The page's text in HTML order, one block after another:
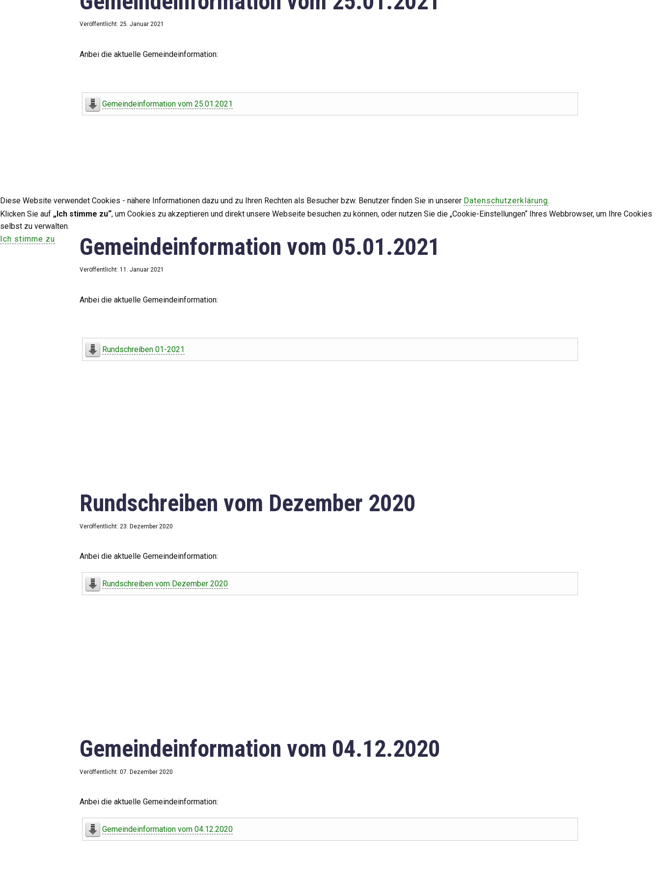
Veröffentlicht: 25. Januar 2021
Anbei die aktuelle Gemeindeinformation:
Gemeindeinformation vom 25.01.2021
Gemeindeinformation vom 05.01.2021
Veröffentlicht: 11. Januar 2021
Anbei die aktuelle Gemeindeinformation:
Rundschreiben 01-2021
Rundschreiben vom Dezember 2020
Veröffentlicht: 23. Dezember 2020
Anbei die aktuelle Gemeindeinformation:
Rundschreiben vom Dezember 2020
Gemeindeinformation vom 04.12.2020
Veröffentlicht: 07. Dezember 2020
Anbei die aktuelle Gemeindeinformation:
Gemeindeinformation vom 04.12.2020
Diese Website verwendet Cookies - nähere Informationen dazu und zu Ihren Rechten als Besucher bzw. Benutzer finden Sie in unserer Datenschutzerklärung.
Klicken Sie auf „Ich stimme zu“, um Cookies zu akzeptieren und direkt unsere Webseite besuchen zu können, oder nutzen Sie die „Cookie-Einstellungen“ Ihres Webbrowser, um Ihre Cookies
selbst zu verwalten.
Ich stimme zu